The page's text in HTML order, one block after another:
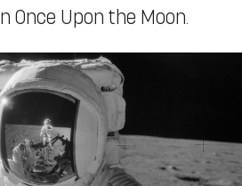
Once Upon the Moon.